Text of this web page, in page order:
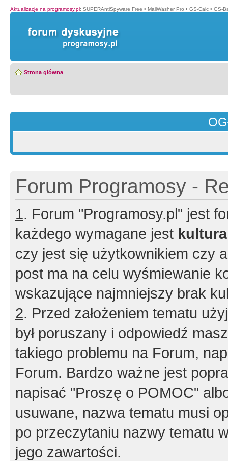
Aktualizacje na programosy.pl: SUPERAntiSpyware Free • MailWasher Pro • GS-Calc • GS-
Strona główna
Forum Programosy -
1. Forum "Programosy.pl" jest
każdego wymagane jest
czy jest się użytkownikiem czy
post ma na celu wyśmiewanie
wskazujące najmniejszy brak
2. Przed założeniem tematu
był poruszany i odpowiedź
takiego problemu na Forum,
Forum. Bardzo ważne jest
napisać "Proszę o POMOC"
usuwane, nazwa tematu musi
po przeczytaniu nazwy tematu
jego zawartości.